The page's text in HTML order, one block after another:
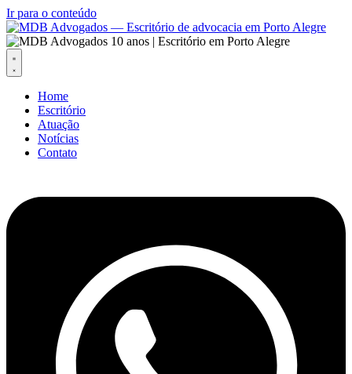
Ir para o conteúdo
Home
Escritório
Atuação
Notícias
Contato